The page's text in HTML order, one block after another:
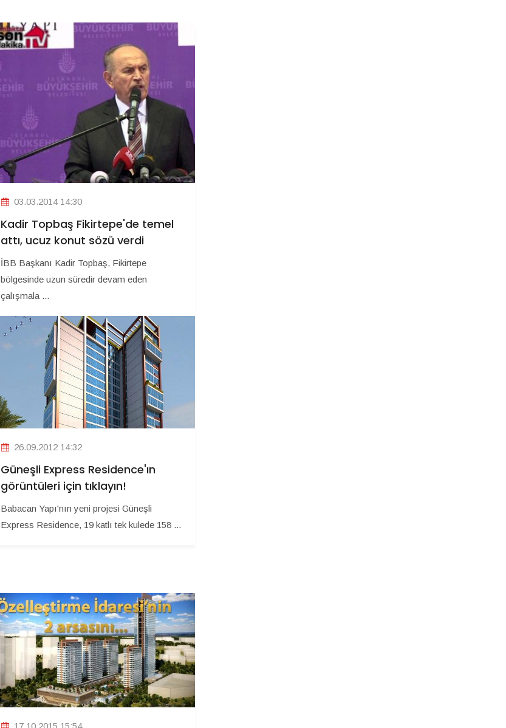
03.03.2014 14:30
Kadir Topbaş Fikirtepe'de temel
attı, ucuz konut sözü verdi
İBB Başkanı Kadir Topbaş, Fikirtepe
bölgesinde uzun süredir devam eden
çalışmala ...
26.09.2012 14:32
Güneşli Express Residence'ın
görüntüleri için tıklayın!
Babacan Yapı'nın yeni projesi Güneşli
Express Residence, 19 katlı tek kulede 158 ...